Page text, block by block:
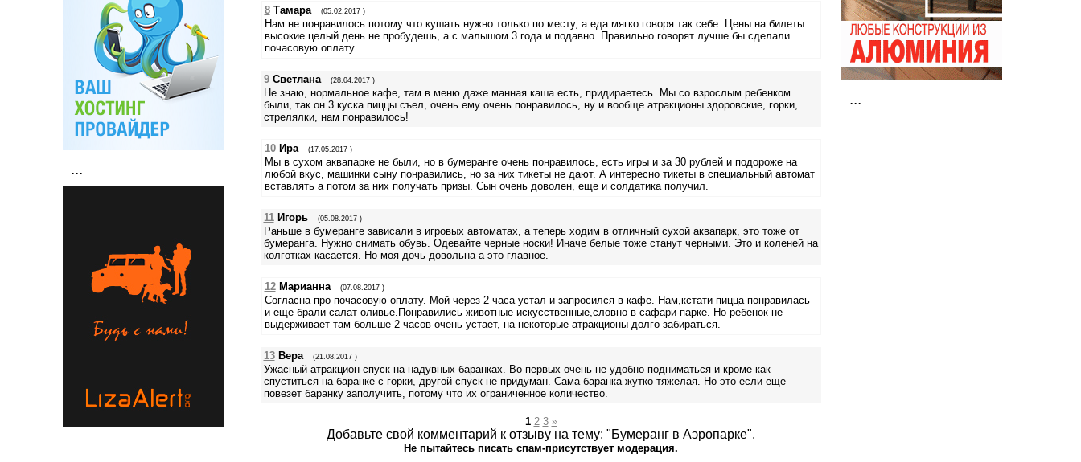
...
8 Тамара (05.02.2017 )
Нам не понравилось потому что кушать нужно только по месту, а еда мягко говоря так себе. Цены на билеты
высокие целый день не пробудешь, а с малышом 3 года и подавно. Правильно говорят лучше бы сделали
почасовую оплату.
9 Светлана (28.04.2017 )
Не знаю, нормальное кафе, там в меню даже манная каша есть, придираетесь. Мы со взрослым ребенком
были, так он 3 куска пиццы съел, очень ему очень понравилось, ну и вообще атракционы здоровские, горки,
стрелялки, нам понравилось!
10 Ира (17.05.2017 )
Мы в сухом аквапарке не были, но в бумеранге очень понравилось, есть игры и за 30 рублей и подороже на
любой вкус, машинки сыну понравились, но за них тикеты не дают. А интересно тикеты в специальный автомат
вставлять а потом за них получать призы. Сын очень доволен, еще и солдатика получил.
11 Игорь (05.08.2017 )
Раньше в бумеранге зависали в игровых автоматах, а теперь ходим в отличный сухой аквапарк, это тоже от
бумеранга. Нужно снимать обувь. Одевайте черные носки! Иначе белые тоже станут черными. Это и коленей на
колготках касается. Но моя дочь довольна-а это главное.
12 Марианна (07.08.2017 )
Согласна про почасовую оплату. Мой через 2 часа устал и запросился в кафе. Нам,кстати пицца понравилась
и еще брали салат оливье.Понравились животные искусственные,словно в сафари-парке. Но ребенок не
выдерживает там больше 2 часов-очень устает, на некоторые атракционы долго забираться.
13 Вера (21.08.2017 )
Ужасный атракцион-спуск на надувных баранках. Во первых очень не удобно подниматься и кроме как
спуститься на баранке с горки, другой спуск не придуман. Сама баранка жутко тяжелая. Но это если еще
повезет баранку заполучить, потому что их ограниченное количество.
1 2 3 »
Добавьте свой комментарий к отзыву на тему: "Бумеранг в Аэропарке".
Не пытайтесь писать спам-присутствует модерация.
...